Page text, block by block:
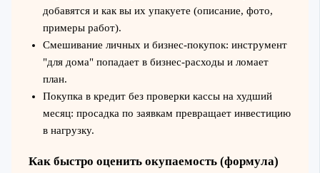
добавятся и как вы их упакуете (описание, фото,
примеры работ).
Смешивание личных и бизнес-покупок: инструмент
"для дома" попадает в бизнес-расходы и ломает
план.
Покупка в кредит без проверки кассы на худший
месяц: просадка по заявкам превращает инвестицию
в нагрузку.
Как быстро оценить окупаемость (формула)